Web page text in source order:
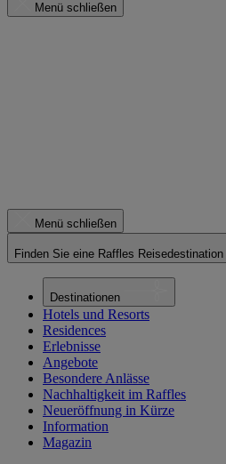
Menü schließen
Menü schließen
Finden Sie eine Raffles Reisedestination
Destinationen
Hotels und Resorts
Residences
Erlebnisse
Angebote
Besondere Anlässe
Nachhaltigkeit im Raffles
Neueröffnung in Kürze
Information
Magazin